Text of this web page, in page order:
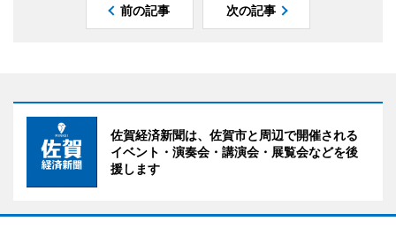
前の記事 次の記事
佐賀経済新聞は、佐賀市と周辺で開催される
イベント・演奏会・講演会・展覧会などを後
援します